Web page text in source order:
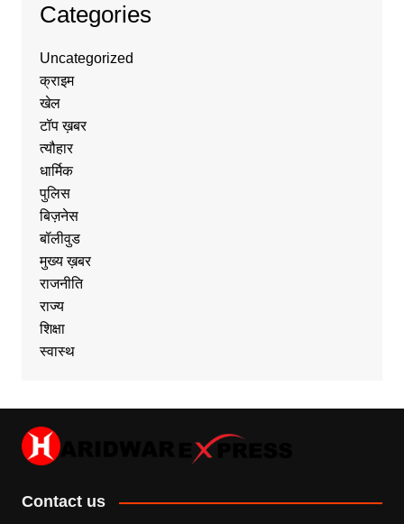
Categories
Uncategorized
क्राइम
खेल
टॉप ख़बर
त्यौहार
धार्मिक
पुलिस
बिज़नेस
बॉलीवुड
मुख्य ख़बर
राजनीति
राज्य
शिक्षा
स्वास्थ
Contact us